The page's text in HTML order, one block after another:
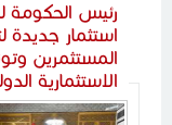
رئيس الحكومة
استثمار جديدة
المستثمرين
الاستثمارية